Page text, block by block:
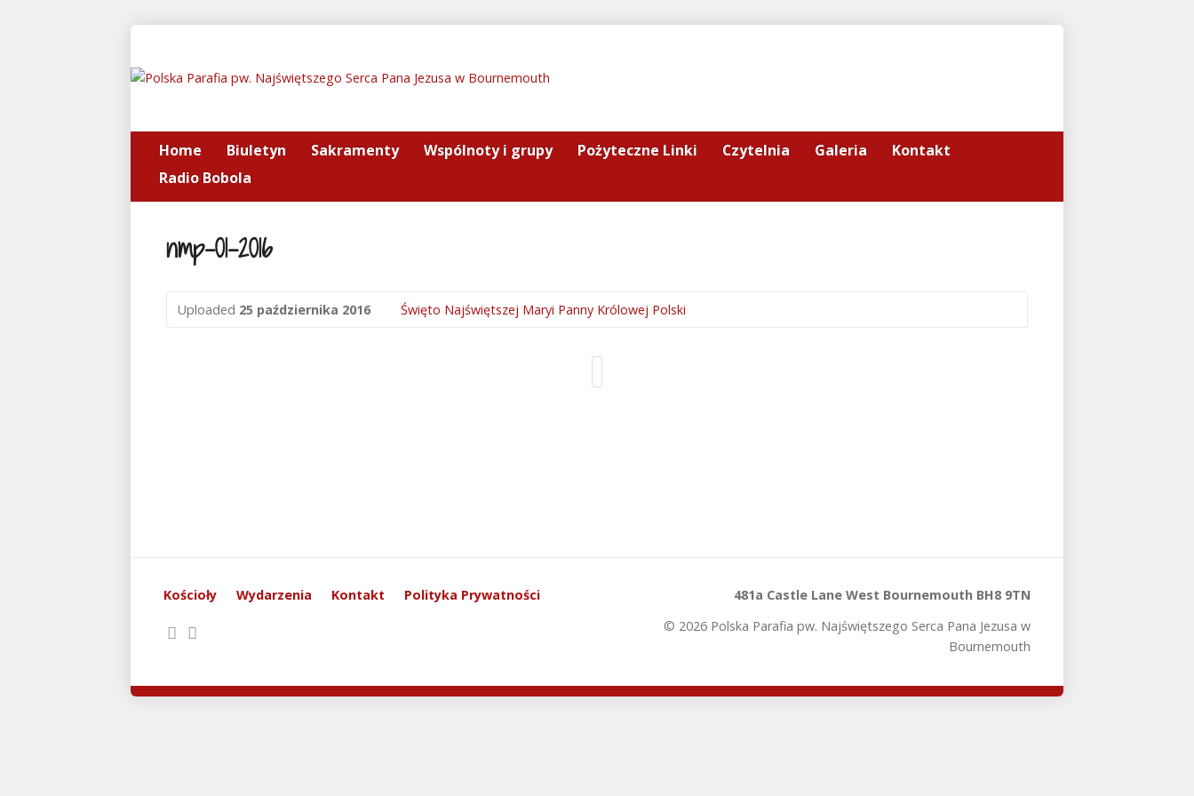
Home Biuletyn Sakramenty Wspólnoty i grupy Pożyteczne Linki Czytelnia Galeria
Kontakt
Radio Bobola
nmp-01-2016
Uploaded 25 października 2016 Święto Najświętszej Maryi Panny Królowej Polski
Kościoły Wydarzenia Kontakt Polityka Prywatności
481a Castle Lane West Bournemouth BH8 9TN
© 2026 Polska Parafia pw. Najświętszego Serca Pana Jezusa w
Bournemouth